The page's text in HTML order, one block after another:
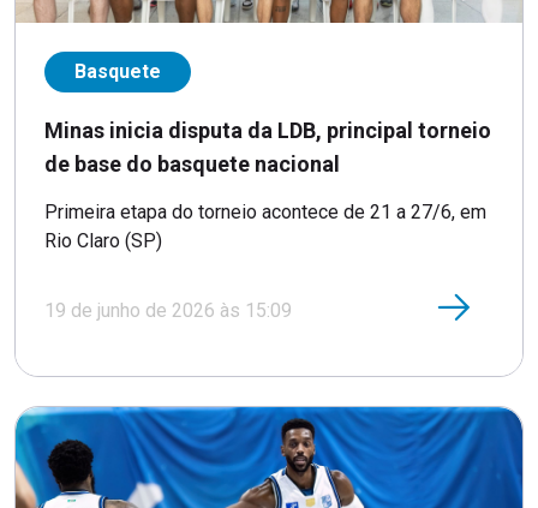
Basquete
Minas inicia disputa da LDB, principal torneio
de base do basquete nacional
Primeira etapa do torneio acontece de 21 a 27/6, em
Rio Claro (SP)
19 de junho de 2026 às 15:09